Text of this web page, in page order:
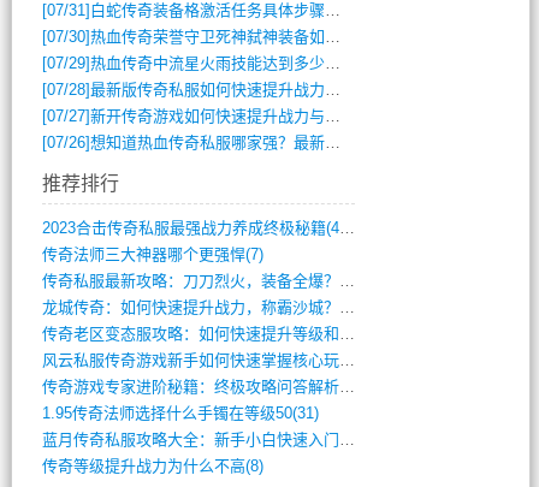
[07/31] 白蛇传奇装备格激活任务具体步骤是什么？如何完成？
[07/30]热血传奇荣誉守卫死神弑神装备如何获取与佩戴攻略？
[07/29]热血传奇中流星火雨技能达到多少级可以开始练装备？
[07/28]最新版传奇私服如何快速提升战力与获取稀有装备？
[07/27]新开传奇游戏如何快速提升战力与获取稀有装备？
[07/26]想知道热血传奇私服哪家强？最新排行榜攻略全解析
推荐排行
2023合击传奇私服最强战力养成终极秘籍(428)
传奇法师三大神器哪个更强悍(7)
传奇私服最新攻略：刀刀烈火，装备全爆？攻(813)
龙城传奇：如何快速提升战力，称霸沙城？(802)
传奇老区变态服攻略：如何快速提升等级和战(379)
风云私服传奇游戏新手如何快速掌握核心玩法(616)
传奇游戏专家进阶秘籍：终极攻略问答解析(848)
1.95传奇法师选择什么手镯在等级50(31)
蓝月传奇私服攻略大全：新手小白快速入门指(386)
传奇等级提升战力为什么不高(8)